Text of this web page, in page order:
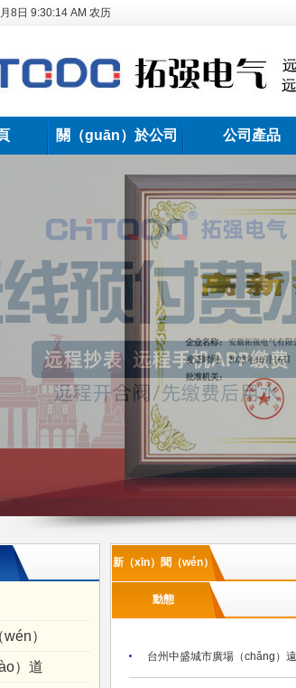
8日 9:30:15 AM 农历
關（guān）於公司 公司產品
）
）道
新（xīn）聞（wén）
動態
台州中盛城市廣場（chǎng）